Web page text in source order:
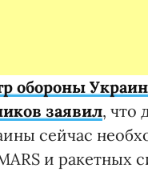
обороны
заявил, что
сейчас
и ракетных